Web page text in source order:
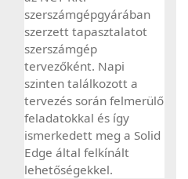
szerszámgépgyárában
szerzett tapasztalatot
szerszámgép
tervezőként. Napi
szinten találkozott a
tervezés során felmerülő
feladatokkal és így
ismerkedett meg a Solid
Edge által felkínált
lehetőségekkel.